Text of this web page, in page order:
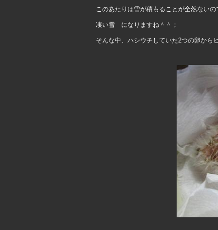
このあたりは雪が積もることが全然ない
凄い雪 になりますね＾＾；
そんな中、ハシウチしていた2つの卵から